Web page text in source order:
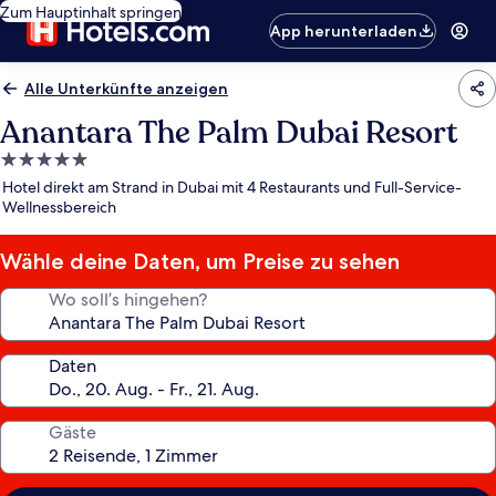
Zum Hauptinhalt springen
App herunterladen
Alle Unterkünfte anzeigen
Anantara The Palm Dubai Resort
5.0-
Sterne-
Unterkunft
Hotel direkt am Strand in Dubai mit 4 Restaurants und Full-Service-
Wellnessbereich
Wähle deine Daten, um Preise zu sehen
Wo soll’s hingehen?
Daten
Gäste